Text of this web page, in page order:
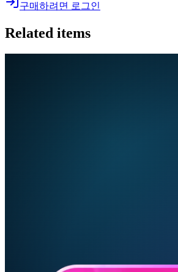
구매하려면 로그인
Related items